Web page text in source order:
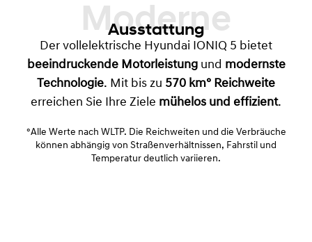
Moderne
Ausstattung
Der vollelektrische Hyundai IONIQ 5 bietet
beeindruckende Motorleistungund modernste
Technologie. Mit bis zu 570 km° Reichweite
erreichen Sie Ihre Ziele mühelos und effizient.
°Alle Werte nach WLTP. Die Reichweiten und die Verbräuche
können abhängig von Straßenverhältnissen, Fahrstil und
Temperatur deutlich variieren.